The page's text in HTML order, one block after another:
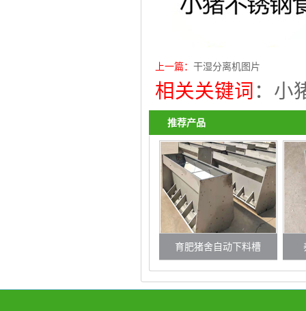
上一篇： 干湿分离机图片
相关关键词 ： 小
推荐产品
育肥猪舍自动下料槽